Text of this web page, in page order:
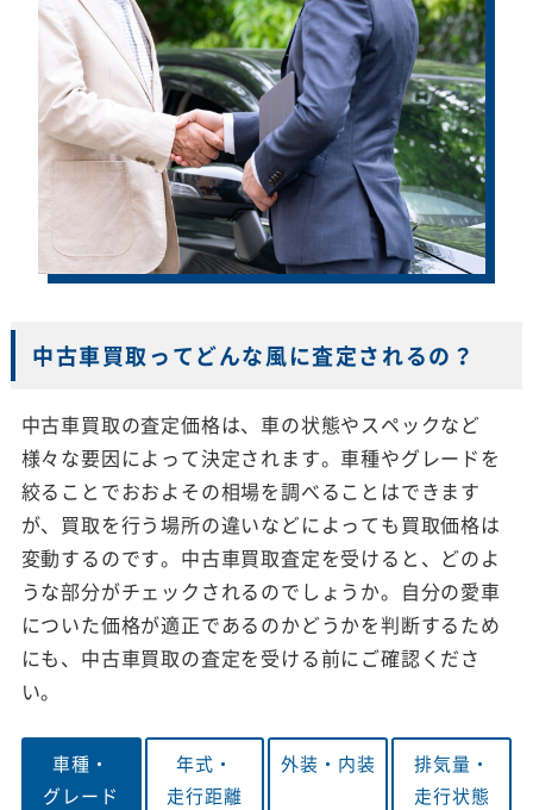
中古車買取ってどんな風に査定されるの？
中古車買取の査定価格は、車の状態やスペックなど
様々な要因によって決定されます。車種やグレードを
絞ることでおおよその相場を調べることはできます
が、買取を行う場所の違いなどによっても買取価格は
変動するのです。中古車買取査定を受けると、どのよ
うな部分がチェックされるのでしょうか。自分の愛車
についた価格が適正であるのかどうかを判断するため
にも、中古車買取の査定を受ける前にご確認くださ
い。
車種・
グレード
年式・
走行距離
外装・ 内装
排気量・
走行状態